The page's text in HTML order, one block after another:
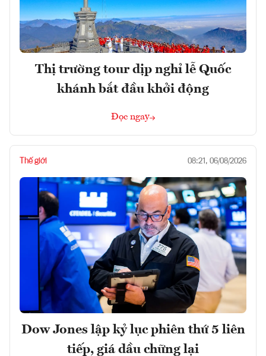
Thị trường tour dịp nghỉ lễ Quốc
khánh bắt đầu khởi động
Đọc ngay
Thế giới 08:21, 06/08/2026
Dow Jones lập kỷ lục phiên thứ 5 liên
tiếp, giá dầu chững lại